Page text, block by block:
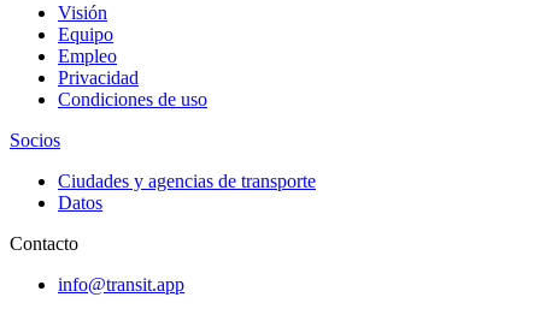
Visión
Equipo
Empleo
Privacidad
Condiciones de uso
Socios
Ciudades y agencias de transporte
Datos
Contacto
info@transit.app